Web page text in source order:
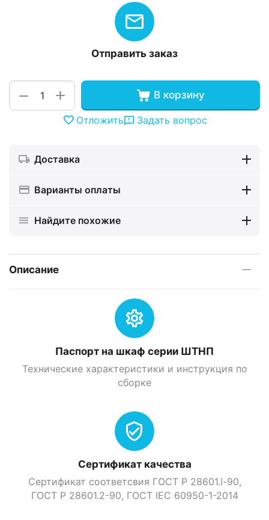
Отправить заказ
+
− В корзину
Отложить Задать вопрос
Доставка
Варианты оплаты
Найдите похожие
Описание
Паспорт на шкаф серии ШТНП
Технические характеристики и инструкция по
сборке
Сертификат качества
Сертификат соответсвия ГОСТ Р 28601.l-90,
ГОСТ Р 28601.2-90, ГOСТ IEC 60950-1-2014